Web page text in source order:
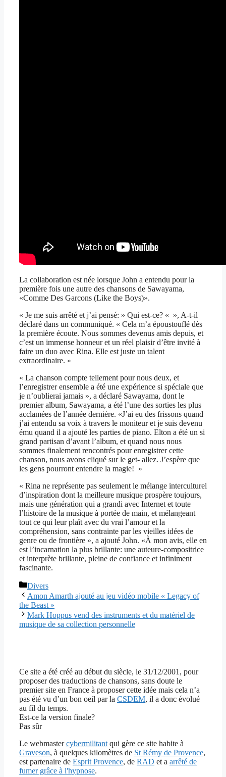
La collaboration est née lorsque John a entendu pour la
première fois une autre des chansons de Sawayama,
«Comme Des Garcons (Like the Boys)».
« Je me suis arrêté et j’ai pensé: » Qui est-ce? « », A-t-il
déclaré dans un communiqué. « Cela m’a époustouflé dès
la première écoute. Nous sommes devenus amis depuis, et
c’est un immense honneur et un réel plaisir d’être invité à
faire un duo avec Rina. Elle est juste un talent
extraordinaire. »
« La chanson compte tellement pour nous deux, et
l’enregistrer ensemble a été une expérience si spéciale que
je n’oublierai jamais », a déclaré Sawayama, dont le
premier album, Sawayama, a été l’une des sorties les plus
acclamées de l’année dernière. «J’ai eu des frissons quand
j’ai entendu sa voix à travers le moniteur et je suis devenu
ému quand il a ajouté les parties de piano. Elton a été un si
grand partisan d’avant l’album, et quand nous nous
sommes finalement rencontrés pour enregistrer cette
chanson, nous avons cliqué sur le get- allez. J’espère que
les gens pourront entendre la magie! »
« Rina ne représente pas seulement le mélange interculturel
d’inspiration dont la meilleure musique prospère toujours,
mais une génération qui a grandi avec Internet et toute
l’histoire de la musique à portée de main, et mélangeant
tout ce qui leur plaît avec du vrai l’amour et la
compréhension, sans contrainte par les vieilles idées de
genre ou de frontière », a ajouté John. «À mon avis, elle en
est l’incarnation la plus brillante: une auteure-compositrice
et interprète brillante, pleine de confiance et infiniment
fascinante.
Catégories
Divers
Amon Amarth ajouté au jeu vidéo mobile « Legacy of
the Beast »
Mark Hoppus vend des instruments et du matériel de
musique de sa collection personnelle
Ce site a été créé au début du siècle, le 31/12/2001, pour
proposer des traductions de chansons, sans doute le
premier site en France à proposer cette idée mais cela n’a
pas été vu d’un bon oeil par la CSDEM, il a donc évolué
au fil du temps.
Est-ce la version finale?
Pas sûr
Le webmastercybermilitant qui gère ce site habite à
Graveson, à quelques kilomètres de St Rémy de Provence,
est partenaire de Esprit Provence, de RAD et a arrêté de
fumer grâce à l'hypnose.